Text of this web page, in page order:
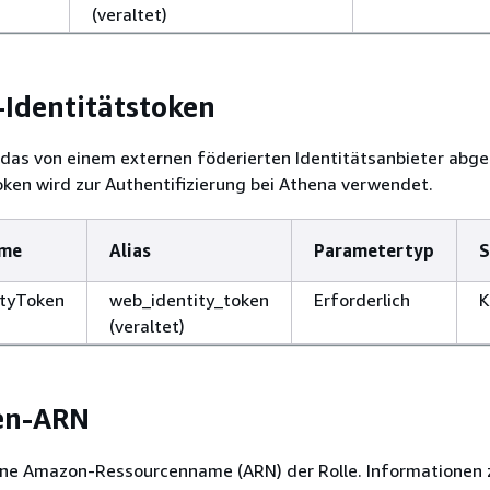
(veraltet)
Identitätstoken
das von einem externen föderierten Identitätsanbieter
wird zur Authentifizierung bei Athena verwendet.
Alias Parametertyp
web_identity_token
(veraltet)
Erforderlich
ARN
Amazon-Ressourcenname (ARN) der Rolle. Informationen